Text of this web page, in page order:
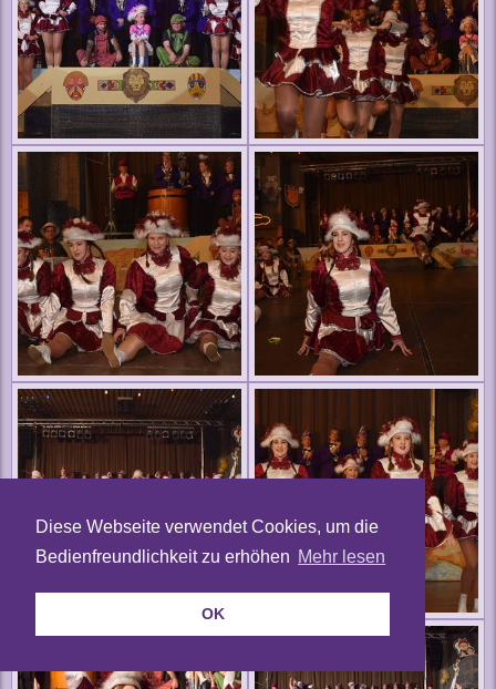
Diese Webseite verwendet Cookies, um die
Bedienfreundlichkeit zu erhöhen Mehr lesen
OK